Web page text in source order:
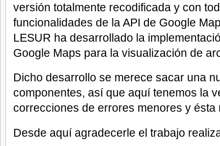
versión totalmente recodificada y con
funcionalidades de la API de Google
LESUR ha desarrollado la
Google Maps para la visualización de
Dicho desarrollo se merece sacar una
componentes, así que aquí tenemos la
correcciones de errores menores y ésta
Desde aquí agradecerle el trabajo